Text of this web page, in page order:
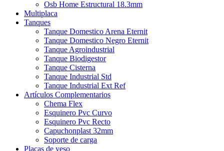
Osb Home Estructural 18.3mm
Multiplaca
Tanques
Tanque Domestico Arena Eternit
Tanque Domestico Negro Eternit
Tanque Agroindustrial
Tanque Biodigestor
Tanque Cisterna
Tanque Industrial Std
Tanque Industrial Ext Ref
Artículos Complementarios
Chema Flex
Esquinero Pvc Curvo
Esquinero Pvc Recto
Capuchonplast 32mm
Soporte de carga
Placas de yeso